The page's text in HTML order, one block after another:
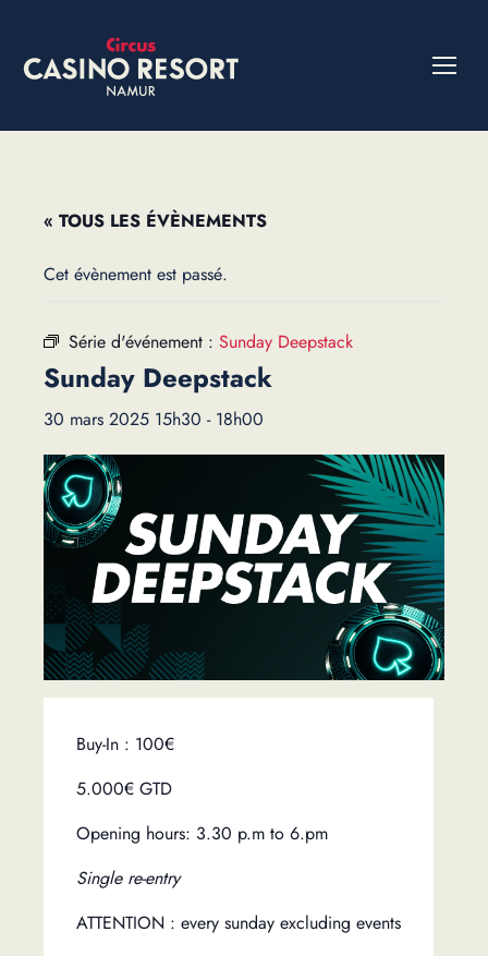
« TOUS LES ÉVÈNEMENTS
Cet évènement est passé.
Série d'événement : Sunday Deepstack
Sunday Deepstack
30 mars 2025 15h30 - 18h00
Buy-In : 100€
5.000€ GTD
Opening hours: 3.30 p.m to 6.pm
Single re-entry
ATTENTION : every sunday excluding events